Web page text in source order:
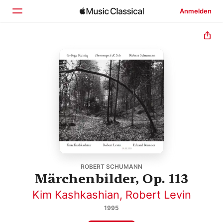
Anmelden
Entdecken
Suchen
ROBERT SCHUMANN
Märchenbilder, Op. 113
Kim Kashkashian, Robert Levin
1995